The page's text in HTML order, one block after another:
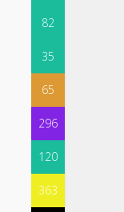
82
35
65
296
120
363